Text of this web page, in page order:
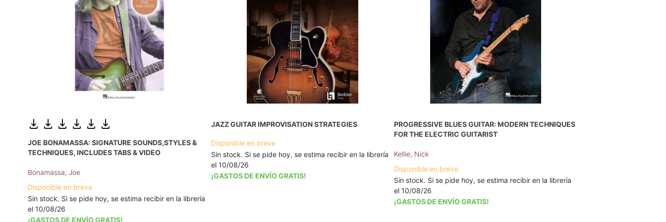
JOE BONAMASSA: SIGNATURE SOUNDS,STYLES &
TECHNIQUES, INCLUDES TABS & VIDEO
Bonamassa, Joe
Disponible en breve
Sin stock. Si se pide hoy, se estima recibir en la librería
el 10/08/26
¡GASTOS DE ENVÍO GRATIS!
JAZZ GUITAR IMPROVISATION STRATEGIES
Disponible en breve
Sin stock. Si se pide hoy, se estima recibir en la librería
el 10/08/26
¡GASTOS DE ENVÍO GRATIS!
PROGRESSIVE BLUES GUITAR: MODERN TECHNIQUES
FOR THE ELECTRIC GUITARIST
Kellie, Nick
Disponible en breve
Sin stock. Si se pide hoy, se estima recibir en la librería
el 10/08/26
¡GASTOS DE ENVÍO GRATIS!